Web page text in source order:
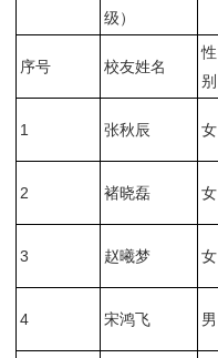
级）
序号 校友姓名
性
别
1 张秋辰 女
2 褚晓磊 女
3 赵曦梦 女
4 宋鸿飞 男